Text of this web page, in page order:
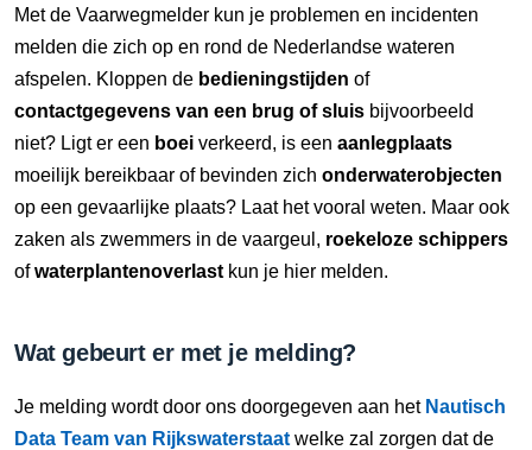
Met de Vaarwegmelder kun je problemen en incidenten
melden die zich op en rond de Nederlandse wateren
afspelen. Kloppen de bedieningstijden of
contactgegevens van een brug of sluis bijvoorbeeld
niet? Ligt er een boei verkeerd, is een aanlegplaats
moeilijk bereikbaar of bevinden zich onderwaterobjecten
op een gevaarlijke plaats? Laat het vooral weten. Maar ook
zaken als zwemmers in de vaargeul, roekeloze schippers
ofwaterplantenoverlast kun je hier melden.
Wat gebeurt er met je melding?
Je melding wordt door ons doorgegeven aan het Nautisch
Data Team van Rijkswaterstaat welke zal zorgen dat de